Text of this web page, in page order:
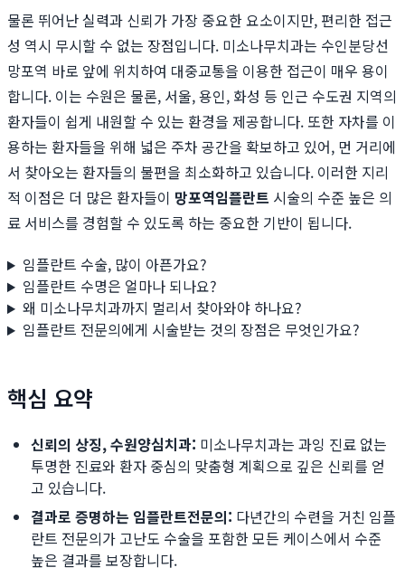
물론 뛰어난 실력과 신뢰가 가장 중요한 요소이지만, 편리한 접근
성 역시 무시할 수 없는 장점입니다. 미소나무치과는 수인분당선
망포역 바로 앞에 위치하여 대중교통을 이용한 접근이 매우 용이
합니다. 이는 수원은 물론, 서울, 용인, 화성 등 인근 수도권 지역의
환자들이 쉽게 내원할 수 있는 환경을 제공합니다. 또한 자차를 이
용하는 환자들을 위해 넓은 주차 공간을 확보하고 있어, 먼 거리에
서 찾아오는 환자들의 불편을 최소화하고 있습니다. 이러한 지리
적 이점은 더 많은 환자들이 망포역임플란트 시술의 수준 높은 의
료 서비스를 경험할 수 있도록 하는 중요한 기반이 됩니다.
임플란트 수술, 많이 아픈가요?
임플란트 수명은 얼마나 되나요?
왜 미소나무치과까지 멀리서 찾아와야 하나요?
임플란트 전문의에게 시술받는 것의 장점은 무엇인가요?
핵심 요약
신뢰의 상징, 수원양심치과: 미소나무치과는 과잉 진료 없는
투명한 진료와 환자 중심의 맞춤형 계획으로 깊은 신뢰를 얻
고 있습니다.
결과로 증명하는 임플란트전문의: 다년간의 수련을 거친 임플
란트 전문의가 고난도 수술을 포함한 모든 케이스에서 수준
높은 결과를 보장합니다.